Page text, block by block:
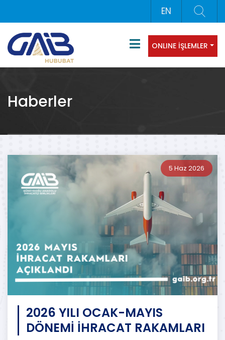
EN
ONLINE İŞLEMLER
Haberler
5 Haz 2026
2026 YILI OCAK-MAYIS
DÖNEMİ İHRACAT RAKAMLARI